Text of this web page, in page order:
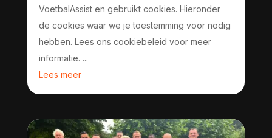
VoetbalAssist en gebruikt cookies. Hieronder
de cookies waar we je toestemming voor nodig
hebben. Lees ons cookiebeleid voor meer
informatie. ...
Lees meer